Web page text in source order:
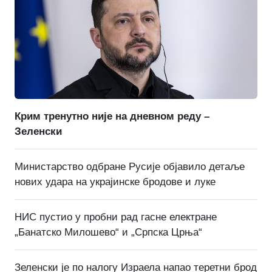
Крим тренутно није на дневном реду –
Зеленски
Министарство одбране Русије објавило детаље
нових удара на украјинске бродове и луке
НИС пустио у пробни рад гасне електране
„Банатско Милошево“ и „Српска Црња“
Зеленски је по налогу Израела напао теретни брод